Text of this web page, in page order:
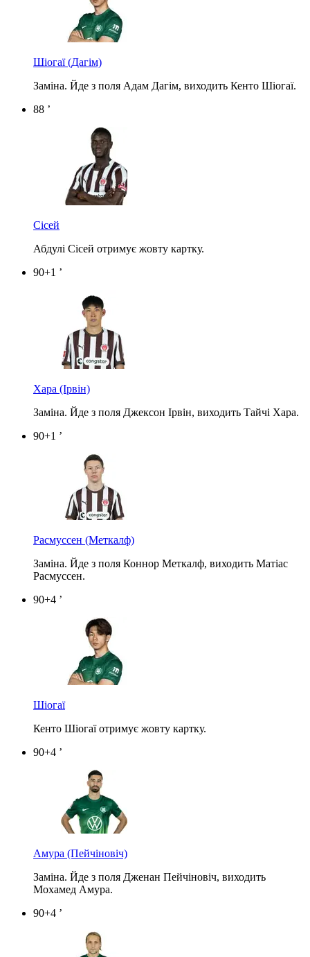
Шіогаї(Дагім)
Заміна. Йде з поля Адам Дагім, виходить Кенто Шіогаї.
88 ’
Сісей
Абдулі Сісей отримує жовту картку.
90+1 ’
Хара (Ірвін)
Заміна. Йде з поля Джексон Ірвін, виходить Тайчі Хара.
90+1 ’
Расмуссен (Меткалф)
Заміна. Йде з поля Коннор Меткалф, виходить Матіас
Расмуссен.
90+4 ’
Шіогаї
Кенто Шіогаї отримує жовту картку.
90+4 ’
Амура (Пейчіновіч)
Заміна. Йде з поля Дженан Пейчіновіч, виходить
Мохамед Амура.
90+4 ’